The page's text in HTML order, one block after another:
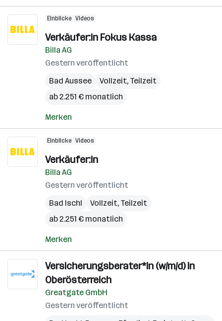
Einblicke Videos
Verkäufer:in Fokus Kassa
Billa AG
Gestern veröffentlicht
Bad Aussee
Vollzeit, Teilzeit
ab 2.251 € monatlich
Merken
Einblicke Videos
Verkäufer:in
Billa AG
Gestern veröffentlicht
Bad Ischl
Vollzeit, Teilzeit
ab 2.251 € monatlich
Merken
Versicherungsberater*in (w/m/d) in
Oberösterreich
Greatgate GmbH
Gestern veröffentlicht